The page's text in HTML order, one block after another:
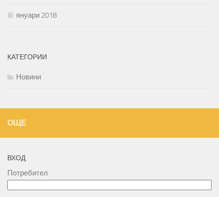
януари 2018
КАТЕГОРИИ
Новини
ОЩЕ
ВХОД
Потребител